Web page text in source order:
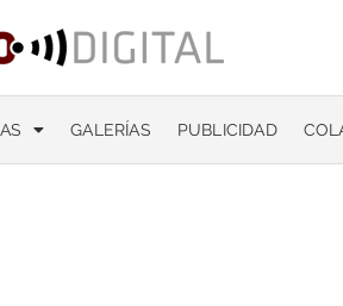
GALERÍAS PUBLICIDAD